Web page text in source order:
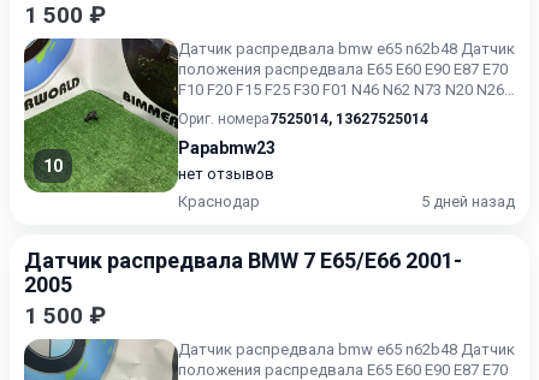
1 500 ₽
10
Датчик распредвала bmw e65 n62b48 Датчик
положения распредвала Е65 Е60 Е90 Е87 Е70
F10 F20 F15 F25 F30 F01 N46 N62 N73 N20 N26
В отличном со...
Ориг. номера7525014, 13627525014
Papabmw23
нет отзывов
Краснодар
5 дней назад
Датчик распредвала BMW 7 E65/E66 2001-
2005
1 500 ₽
Датчик распредвала bmw e65 n62b48 Датчик
положения распредвала Е65 Е60 Е90 Е87 Е70